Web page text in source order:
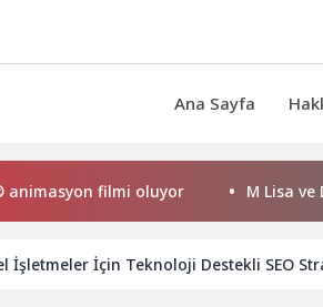
Ana Sayfa
filmi oluyor M Lisa ve Dolu
İşletmeler İçin Teknoloji Destekli SEO